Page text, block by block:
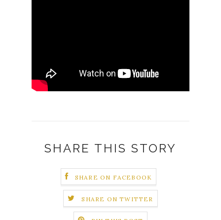
SHARE THIS STORY
SHARE ON FACEBOOK
SHARE ON TWITTER